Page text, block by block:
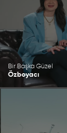
Bir Başka Güzel
Özboyacı